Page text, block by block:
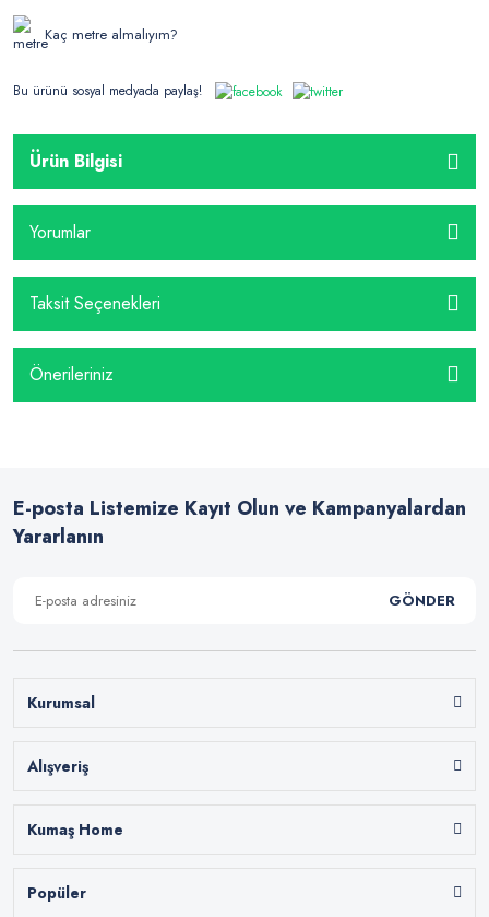
Kaç metre almalıyım?
Bu ürünü sosyal medyada paylaş!
Ürün Bilgisi
Yorumlar
Taksit Seçenekleri
Önerileriniz
E-posta Listemize Kayıt Olun ve Kampanyalardan
Yararlanın
GÖNDER
Kurumsal
Alışveriş
Kumaş Home
Popüler